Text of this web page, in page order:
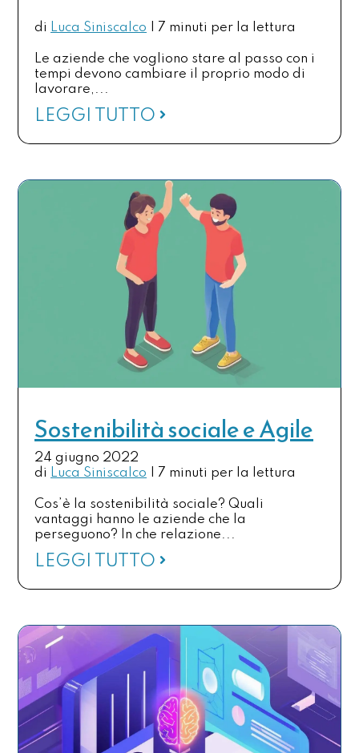
di Luca Siniscalco 7 minuti per la lettura
Le aziende che vogliono stare al passo con i
tempi devono cambiare il proprio modo di
lavorare,...
LEGGI TUTTO
Sostenibilità sociale e Agile
24 giugno 2022
di Luca Siniscalco 7 minuti per la lettura
Cos’è la sostenibilità sociale? Quali
vantaggi hanno le aziende che la
perseguono? In che relazione...
LEGGI TUTTO